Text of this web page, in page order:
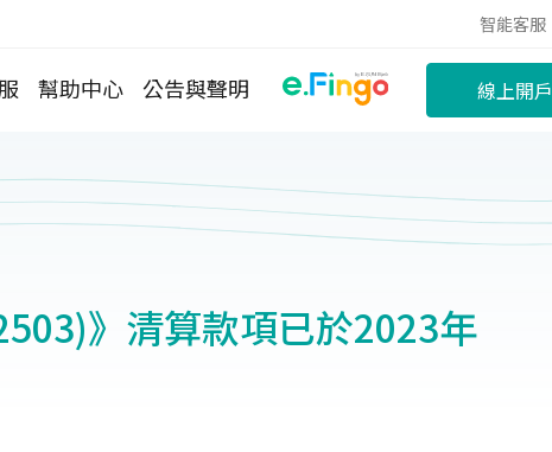
智能客服
幫助中心 公告與聲明 線上開戶
》清算款項已於2023年